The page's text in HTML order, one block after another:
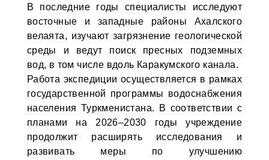
В последние годы специалисты исследуют
восточные и западные районы Ахалского
велаята, изучают загрязнение геологической
среды и ведут поиск пресных подземных
вод, в том числе вдоль Каракумского канала.
Работа экспедиции осуществляется в рамках
государственной программы водоснабжения
населения Туркменистана. В соответствии с
планами на 2026–2030 годы учреждение
продолжит расширять исследования и
развивать меры по улучшению